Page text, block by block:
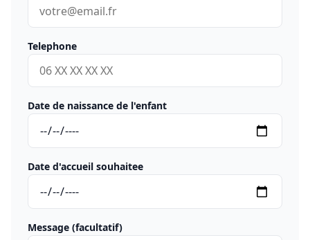
Telephone
Date de naissance de l'enfant
Date d'accueil souhaitee
Message (facultatif)